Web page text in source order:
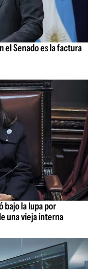
el Senado es la factura
bajo la lupa por
una vieja interna